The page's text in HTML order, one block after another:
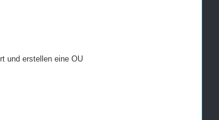
und erstellen eine OU